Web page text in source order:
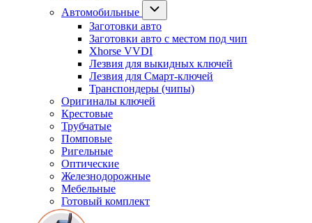
Автомобильные
Заготовки авто
Заготовки авто с местом под чип
Xhorse VVDI
Лезвия для выкидных ключей
Лезвия для Смарт-ключей
Транспондеры (чипы)
Оригиналы ключей
Крестовые
Трубчатые
Помповые
Ригельные
Оптические
Железнодорожные
Мебельные
Готовый комплект